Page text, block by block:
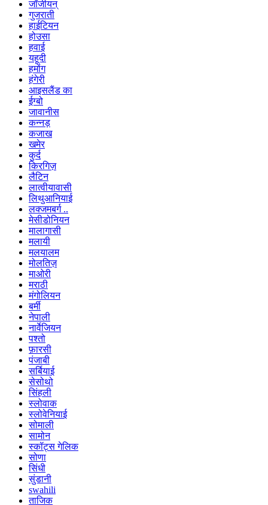
जॉर्जीयन्
गुजराती
हाईटियन
होउसा
हवाई
यहूदी
हमोंग
हंगेरी
आइसलैंड का
ईग्बो
जावानीस
कन्नड़
कजाख
खमेर
कुर्द
किरगिज़
लैटिन
लात्वीयावासी
लिथुआनियाई
लक्जमबर्ग ..
मेसीडोनियन
मालागासी
मलायी
मलयालम
मोलतिज़
माओरी
मराठी
मंगोलियन
बर्मी
नेपाली
नार्वेजियन
पश्तो
फ़ारसी
पंजाबी
सर्बियाई
सेसोथो
सिंहली
स्लोवाक
स्लोवेनियाई
सोमाली
सामोन
स्कॉट्स गेलिक
सोणा
सिंधी
सुंडानी
swahili
ताजिक